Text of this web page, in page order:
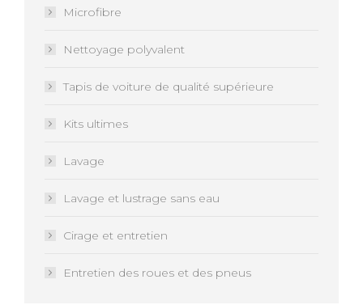
Microfibre
Nettoyage polyvalent
Tapis de voiture de qualité supérieure
Kits ultimes
Lavage
Lavage et lustrage sans eau
Cirage et entretien
Entretien des roues et des pneus